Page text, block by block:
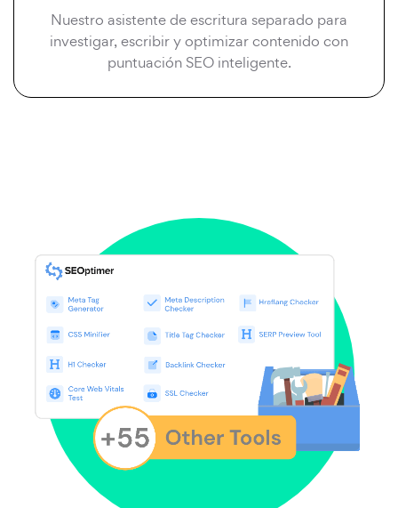
Nuestro asistente de escritura separado para
investigar, escribir y optimizar contenido con
puntuación SEO inteligente.